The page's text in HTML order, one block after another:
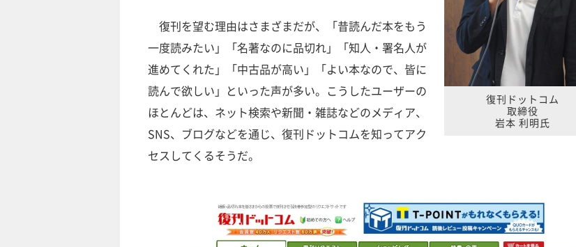
復刊ドットコム
取締役
岩本 利明氏
復刊を望む理由はさまざまだが、「昔読んだ本をもう
一度読みたい」「名著なのに品切れ」「知人・署名人が
進めてくれた」「中古品が高い」「よい本なので、皆に
読んで欲しい」といった声が多い。こうしたユーザーの
ほとんどは、ネット検索や新聞・雑誌などのメディア、
SNS、ブログなどを通じ、復刊ドットコムを知ってアク
セスしてくるそうだ。